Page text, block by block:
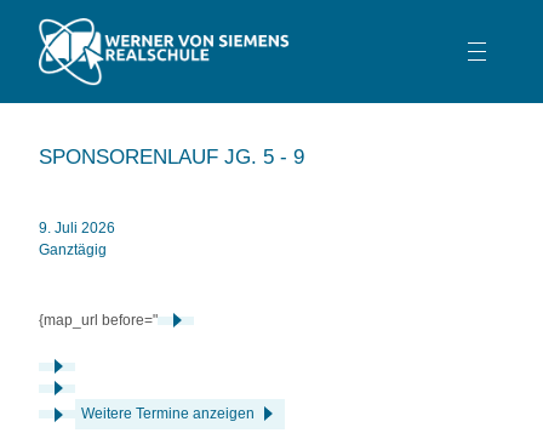
SCHULPROFIL
BERATUNG
SPONSORENLAUF JG. 5 - 9
9. Juli 2026
Ganztägig
{map_url before="
Weitere Termine anzeigen